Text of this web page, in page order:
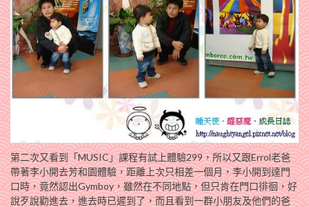
第二次又看到「MUSIC」課程有試上體驗299，所以又跟Errol老爸
帶著李小開去芳和園體驗，距離上次只相差一個月，李小開到達門
口時，竟然認出Gymboy，雖然在不同地點，但只肯在門口徘徊，好
說歹說勸進去，進去時已遲到了，而且看到一群小朋友及他們的爸